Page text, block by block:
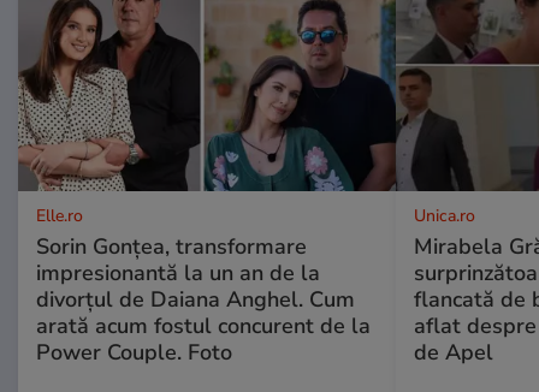
Elle.ro
Sorin Gonțea, transformare
impresionantă la un an de la
divorțul de Daiana Anghel. Cum
arată acum fostul concurent de la
Power Couple. Foto
Unica.ro
Mirabela
flancată de
aflat
de Apel